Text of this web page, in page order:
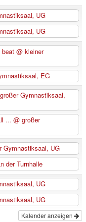
UG
UG
beat @ kleiner
EG
Gymnastiksaal,
... @ großer
Gymnastiksaal, UG
der Turnhalle
UG
UG
Kalender anzeigen